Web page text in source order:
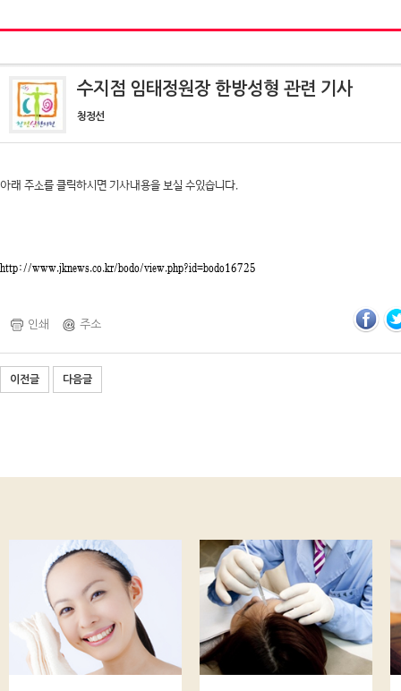
수지점 임태정원장 한방성형 관련 기사
청정선
아래 주소를 클릭하시면 기사내용을 보실 수있습니다.
http://www.jknews.co.kr/bodo/view.php?id=bodo16725
인쇄 주소
이전글 다음글